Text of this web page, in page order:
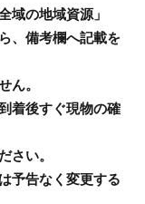
域の地域資源」
、備考欄へ記載を
ん。
着後すぐ現物の確
さい。
予告なく変更する